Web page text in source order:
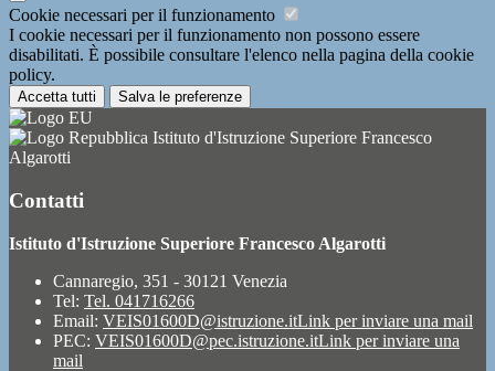
Cookie necessari per il funzionamento
I cookie necessari per il funzionamento non possono essere
disabilitati. È possibile consultare l'elenco nella pagina della cookie
policy.
Accetta tutti Salva le preferenze
Istituto d'Istruzione Superiore Francesco
Algarotti
Contatti
Istituto d'Istruzione Superiore Francesco Algarotti
Cannaregio, 351 - 30121 Venezia
Tel: Tel. 041716266
Email: VEIS01600D@istruzione.itLink per inviare una mail
PEC: VEIS01600D@pec.istruzione.itLink per inviare una
mail